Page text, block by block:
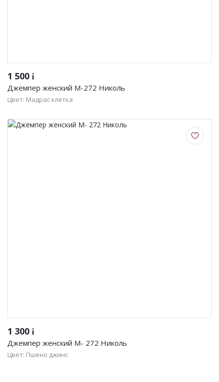
1 500 i
Джемпер женский М-272 Николь
Цвет: Мадрас клетка
1 300 i
Джемпер женский М- 272 Николь
Цвет: Пшено джинс